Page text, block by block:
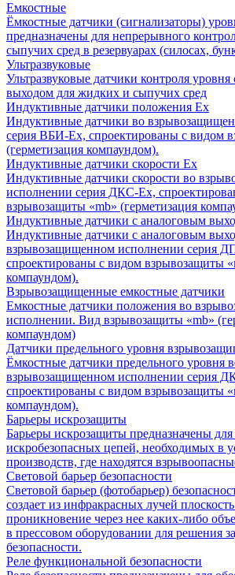
Емкостные
Ёмкостные датчики (сигнализаторы)
предназначены для непрерывного
сыпучих сред в резервуарах (силосах,
Ультразвуковые
Ультразвуковые датчики контроля
выходом для жидких и сыпучих сред
Индуктивные датчики положения Ех
Индуктивные датчики во
серия ВБИ-Ех, спроектированы с видом
(герметизация компаундом).
Индуктивные датчики скорости Ех
Индуктивные датчики скорости во
исполнении серия ДКС-Ех,
взрывозащиты «mb» (герметизация
Индуктивные датчики с аналоговым
Индуктивные датчики с аналоговым
взрывозащищенном исполнении серия
спроектированы с видом взрывозащиты
компаундом).
Взрывозащищенные емкостные датчики
Емкостные датчики положения во
исполнении. Вид взрывозащиты «mb»
компаундом)
Датчики предельного уровня
Ёмкостные датчики предельного уровня
взрывозащищенном исполнении серия
спроектированы с видом взрывозащиты
компаундом).
Барьеры искрозащиты
Барьеры искрозащиты предназначены для
искробезопасных цепей, необходимых в
производств, где находятся
Световой барьер безопасности
Световой барьер (фотобарьер)
создает из инфракрасных лучей
проникновение через нее каких-либо
в прессовом оборудовании для решения
безопасности.
Реле функциональной безопасности